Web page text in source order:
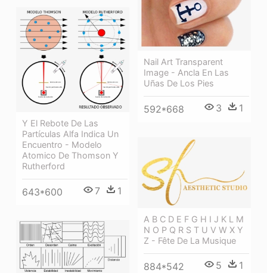
Nail Art Transparent
Image - Ancla En Las
Uñas De Los Pies
592*668 3 1
Y El Rebote De Las
Partículas Alfa Indica Un
Encuentro - Modelo
Atomico De Thomson Y
Rutherford
643*600 7 1
A B C D E F G H I J K L M
N O P Q R S T U V W X Y
Z - Fête De La Musique
884*542 5 1